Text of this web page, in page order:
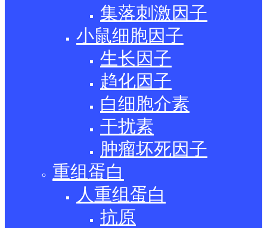
集落刺激因子
小鼠细胞因子
生长因子
趋化因子
白细胞介素
干扰素
肿瘤坏死因子
重组蛋白
人重组蛋白
抗原